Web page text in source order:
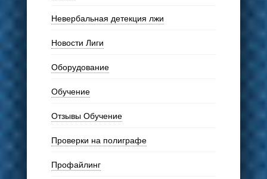
Невербальная детекция лжи
Новости Лиги
Оборудование
Обучение
Отзывы Обучение
Проверки на полиграфе
Профайлинг